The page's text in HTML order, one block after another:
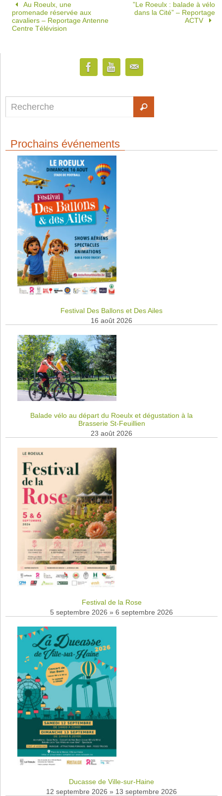
Au Roeulx, une
promenade réservée aux
cavaliers – Reportage Antenne
Centre Télévision
”Le Roeulx : balade à vélo
dans la Cité” – Reportage
ACTV
Prochains événements
Festival Des Ballons et Des Ailes
16 août 2026
Balade vélo au départ du Roeulx et dégustation à la
Brasserie St-Feuillien
23 août 2026
Festival de la Rose
5 septembre 2026 » 6 septembre 2026
Ducasse de Ville-sur-Haine
12 septembre 2026 » 13 septembre 2026